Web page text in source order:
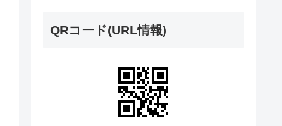
QRコード(URL情報)